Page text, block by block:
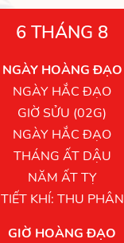
6 THÁNG 8
NGÀY HOÀNG ĐẠO
NGÀY HẮC ĐẠO
GIỜ SỬU (02G)
NGÀY HẮC ĐẠO
THÁNG ẤT DẬU
NĂM ẤT TỴ
TIẾT KHÍ: THU PHÂN
GIỜ HOÀNG ĐẠO